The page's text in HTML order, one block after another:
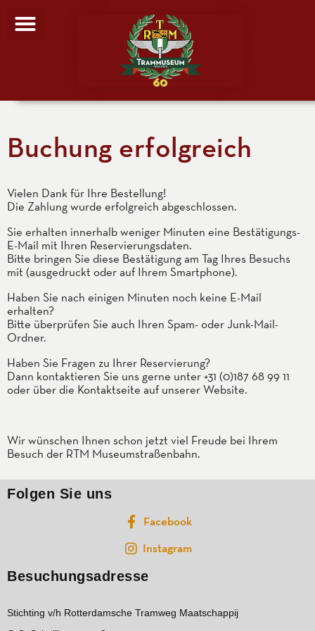
Buchung erfolgreich
Vielen Dank für Ihre Bestellung!
Die Zahlung wurde erfolgreich abgeschlossen.
Sie erhalten innerhalb weniger Minuten eine Bestätigungs-
E-Mail mit Ihren Reservierungsdaten.
Bitte bringen Sie diese Bestätigung am Tag Ihres Besuchs
mit (ausgedruckt oder auf Ihrem Smartphone).
Haben Sie nach einigen Minuten noch keine E-Mail
erhalten?
Bitte überprüfen Sie auch Ihren Spam- oder Junk-Mail-
Ordner.
Haben Sie Fragen zu Ihrer Reservierung?
Dann kontaktieren Sie uns gerne unter +31 (0)187 68 99 11
oder über die Kontaktseite auf unserer Website.
Wir wünschen Ihnen schon jetzt viel Freude bei Ihrem
Besuch der RTM Museumstraßenbahn.
Folgen Sie uns
Facebook
Instagram
Besuchungsadresse
Stichting v/h Rotterdamsche Tramweg Maatschappij